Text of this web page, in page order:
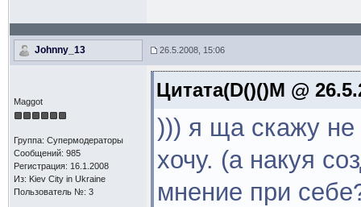
Johnny_13 26.5.2008, 15:06
Maggot
Группа: Супермодераторы
Сообщений: 985
Регистрация: 16.1.2008
Из: Kiev Сity in Ukraine
Пользователь №: 3
Цитата(D()()M @
))) я ща скажу не
хочу. (а накуя
мнение при